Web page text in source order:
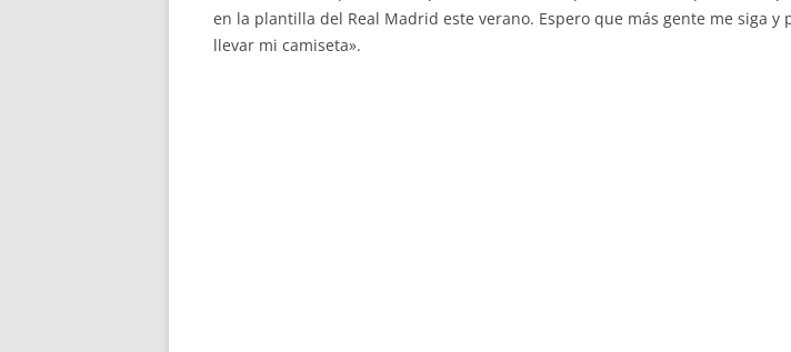
en la plantilla del Real Madrid este verano. Espero que más gente me siga y
llevar mi camiseta».